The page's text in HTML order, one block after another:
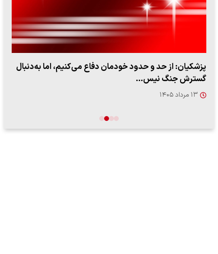
پزشکیان: از حد و حدود خودمان دفاع می‌کنیم، اما به‌دنبال
گسترش جنگ نیس…
۱۳ مرداد ۱۴۰۵